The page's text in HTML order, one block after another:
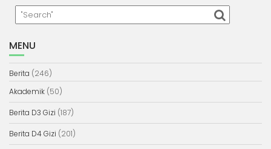
MENU
Berita (246)
Akademik (50)
Berita D3 Gizi (187)
Berita D4 Gizi (201)